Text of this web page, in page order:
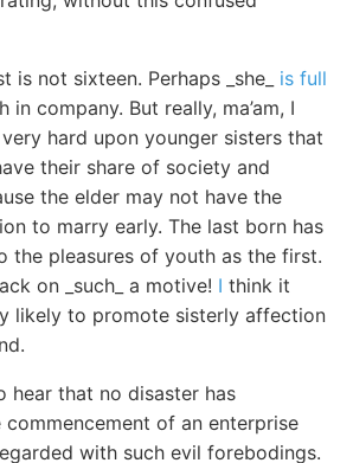
is not sixteen. Perhaps _she_ is full
in company. But really, ma’am, I
hard upon younger sisters that
their share of society and
the elder may not have the
to marry early. The last born has
the pleasures of youth as the first.
on _such_ a motive! I think it
likely to promote sisterly affection
hear that no disaster has
of an enterprise
with such evil forebodings.